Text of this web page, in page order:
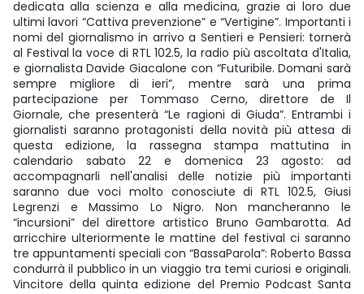
dedicata alla scienza e alla medicina, grazie ai loro due
ultimi lavori “Cattiva prevenzione” e “Vertigine”. Importanti i
nomi del giornalismo in arrivo a Sentieri e Pensieri: tornerà
al Festival la voce di RTL 102.5, la radio più ascoltata d'Italia,
e giornalista Davide Giacalone con “Futuribile. Domani sarà
sempre migliore di ieri”, mentre sarà una prima
partecipazione per Tommaso Cerno, direttore de Il
Giornale, che presenterà “Le ragioni di Giuda”. Entrambi i
giornalisti saranno protagonisti della novità più attesa di
questa edizione, la rassegna stampa mattutina in
calendario sabato 22 e domenica 23 agosto: ad
accompagnarli nell'analisi delle notizie più importanti
saranno due voci molto conosciute di RTL 102.5, Giusi
Legrenzi e Massimo Lo Nigro. Non mancheranno le
“incursioni” del direttore artistico Bruno Gambarotta. Ad
arricchire ulteriormente le mattine del festival ci saranno
tre appuntamenti speciali con “BassaParola”: Roberto Bassa
condurrà il pubblico in un viaggio tra temi curiosi e originali.
Vincitore della quinta edizione del Premio Podcast Santa